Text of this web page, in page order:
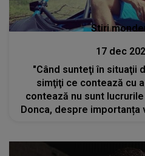
Stiri
17 dec
"Când sunteţi în situaţii
simţiţi ce contează cu
contează nu sunt
Donca, despre